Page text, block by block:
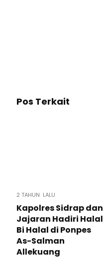
Pos Terkait
2 TAHUN LALU
Kapolres Sidrap dan
Jajaran Hadiri Halal
Bi Halal di Ponpes
As-Salman
Allekuang